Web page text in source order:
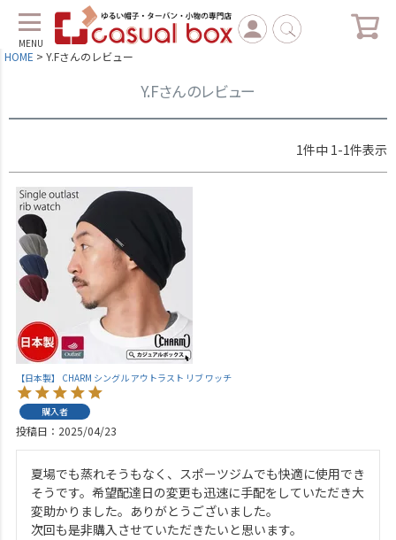
MENU
HOME Y.Fさんのレビュー
Y.Fさんのレビュー
1件中 1-1件表示
【日本製】 CHARM シングル アウトラスト リブ ワッチ
購入者
投稿日 2025/04/23
夏場でも蒸れそうもなく、スポーツジムでも快適に使用でき
そうです。希望配達日の変更も迅速に手配をしていただき大
変助かりました。ありがとうございました。
次回も是非購入させていただきたいと思います。